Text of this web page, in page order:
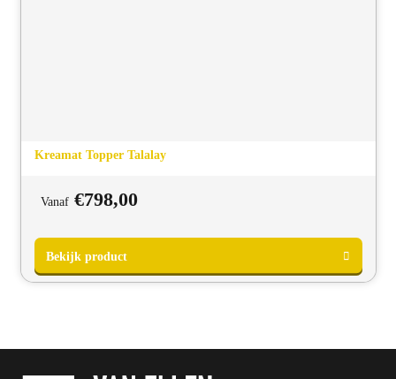
Kreamat Topper Talalay
Vanaf €798,00